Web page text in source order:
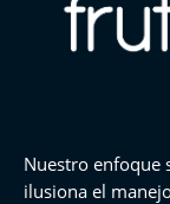
Nuestro enfoque
ilusiona el